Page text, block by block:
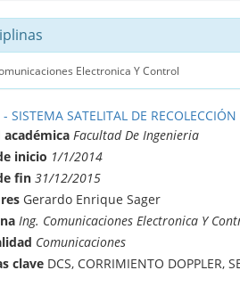
Electronica Y Control
SISTEMA SATELITAL DE
académica Facultad De Ingenieria
inicio 1/1/2014
fin 31/12/2015
Gerardo Enrique Sager
Ing. Comunicaciones Electronica Y
Comunicaciones
clave DCS, CORRIMIENTO DOPPLER,